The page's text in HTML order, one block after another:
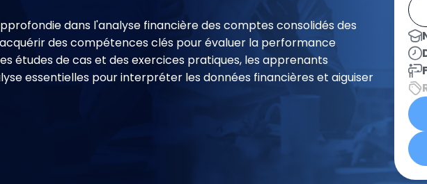
dans l'analyse financière des comptes consolidés des
des compétences clés pour évaluer la performance
études de cas et des exercices pratiques, les apprenants
essentielles pour interpréter les données financières et aiguiser